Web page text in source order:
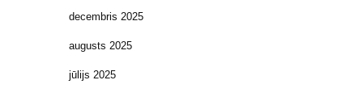
decembris 2025
augusts 2025
jūlijs 2025